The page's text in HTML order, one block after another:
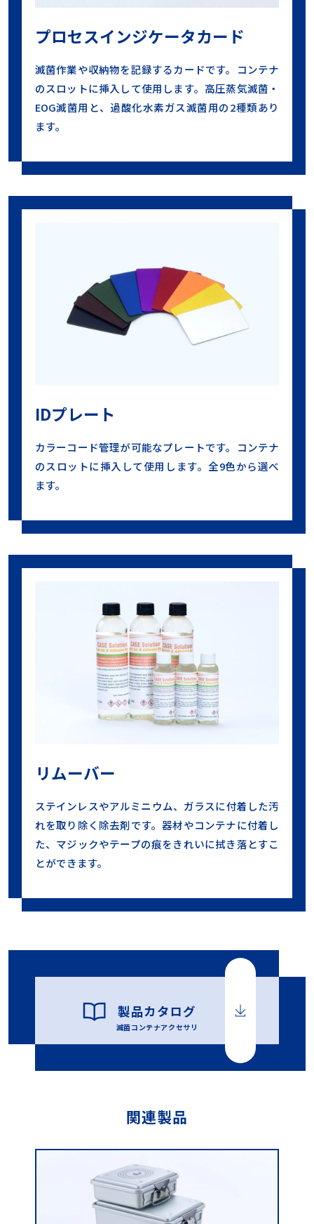
プロセスインジケータカード
滅菌作業や収納物を記録するカードです。コンテナ
のスロットに挿入して使用します。高圧蒸気滅菌・
EOG滅菌用と、過酸化水素ガス滅菌用の2種類あり
ます。
IDプレート
カラーコード管理が可能なプレートです。コンテナ
のスロットに挿入して使用します。全9色から選べ
ます。
リムーバー
ステインレスやアルミニウム、ガラスに付着した汚
れを取り除く除去剤です。器材やコンテナに付着し
た、マジックやテープの痕をきれいに拭き落とすこ
とができます。
製品カタログ
滅菌コンテナアクセサリ
関連製品